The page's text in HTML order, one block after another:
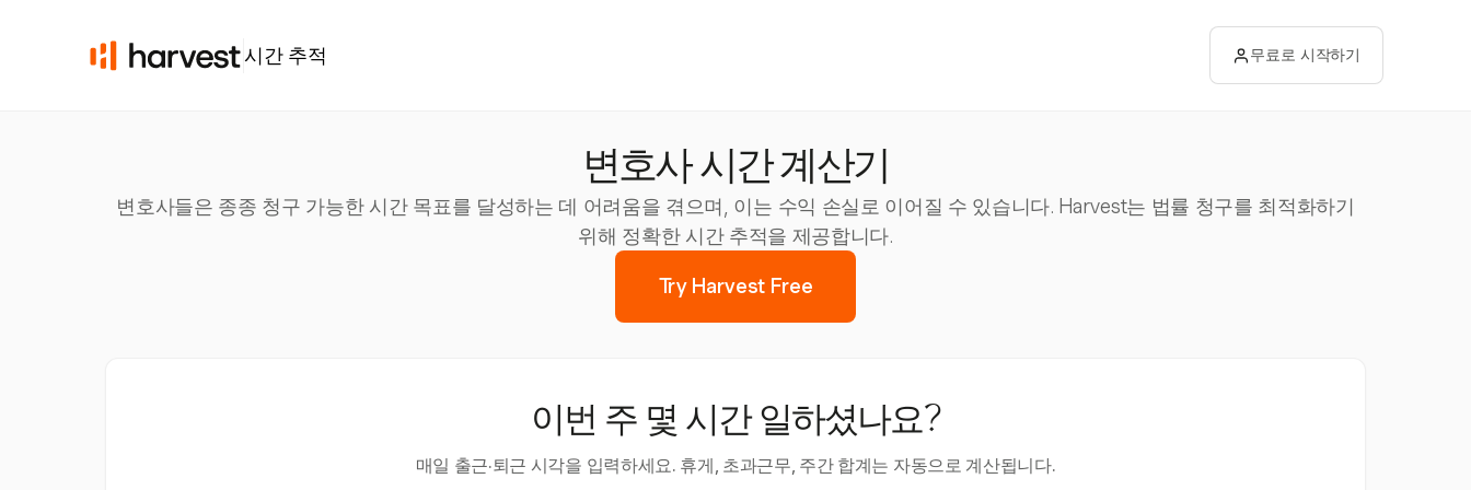
시간 추적 무료로 시작하기
변호사 시간 계산기
변호사들은 종종 청구 가능한 시간 목표를 달성하는 데 어려움을 겪으며, 이는 수익 손실로 이어질 수 있습니다. Harvest는 법률 청구를 최적화하기
위해 정확한 시간 추적을 제공합니다.
Try Harvest Free
이번 주 몇 시간 일하셨나요?
매일 출근·퇴근 시각을 입력하세요. 휴게, 초과근무, 주간 합계는 자동으로 계산됩니다.